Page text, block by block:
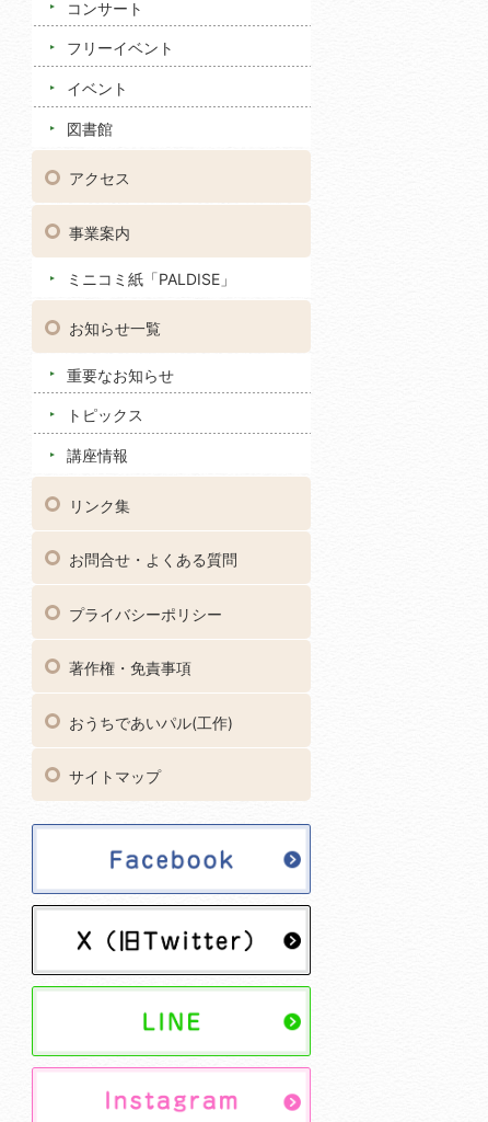
コンサート
フリーイベント
イベント
図書館
アクセス
事業案内
ミニコミ紙「PALDISE」
お知らせ一覧
重要なお知らせ
トピックス
講座情報
リンク集
お問合せ・よくある質問
プライバシーポリシー
著作権・免責事項
おうちであいパル(工作)
サイトマップ